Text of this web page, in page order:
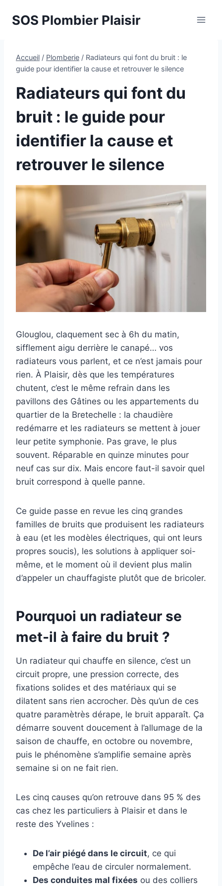
SOS Plombier Plaisir
Accueil / Plomberie / Radiateurs qui font du bruit : le
guide pour identifier la cause et retrouver le silence
Radiateurs qui font du
bruit : le guide pour
identifier la cause et
retrouver le silence
Glouglou, claquement sec à 6h du matin,
sifflement aigu derrière le canapé… vos
radiateurs vous parlent, et ce n’est jamais pour
rien. À Plaisir, dès que les températures
chutent, c’est le même refrain dans les
pavillons des Gâtines ou les appartements du
quartier de la Bretechelle : la chaudière
redémarre et les radiateurs se mettent à jouer
leur petite symphonie. Pas grave, le plus
souvent. Réparable en quinze minutes pour
neuf cas sur dix. Mais encore faut-il savoir quel
bruit correspond à quelle panne.
Ce guide passe en revue les cinq grandes
familles de bruits que produisent les radiateurs
à eau (et les modèles électriques, qui ont leurs
propres soucis), les solutions à appliquer soi-
même, et le moment où il devient plus malin
d’appeler un chauffagiste plutôt que de bricoler.
Pourquoi un radiateur se
met-il à faire du bruit ?
Un radiateur qui chauffe en silence, c’est un
circuit propre, une pression correcte, des
fixations solides et des matériaux qui se
dilatent sans rien accrocher. Dès qu’un de ces
quatre paramètrès dérape, le bruit apparaît. Ça
démarre souvent doucement à l’allumage de la
saison de chauffe, en octobre ou novembre,
puis le phénomène s’amplifie semaine après
semaine si on ne fait rien.
Les cinq causes qu’on retrouve dans 95 % des
cas chez les particuliers à Plaisir et dans le
reste des Yvelines :
De l’air piégé dans le circuit, ce qui
empêche l’eau de circuler normalement.
Des conduites mal fixées ou des colliers